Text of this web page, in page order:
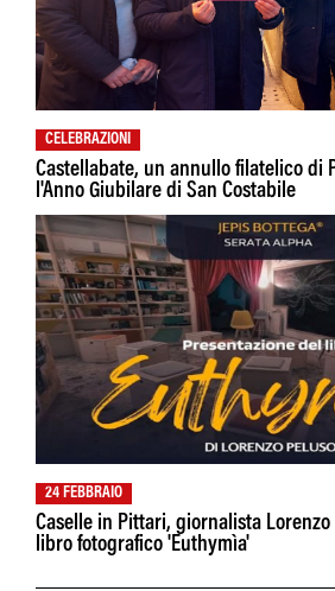
CELEBRAZIONI
Castellabate, un annullo filatelico di
l'Anno Giubilare di San Costabile
24 FEBBRAIO
Caselle in Pittari, giornalista
libro fotografico 'Euthymìa'